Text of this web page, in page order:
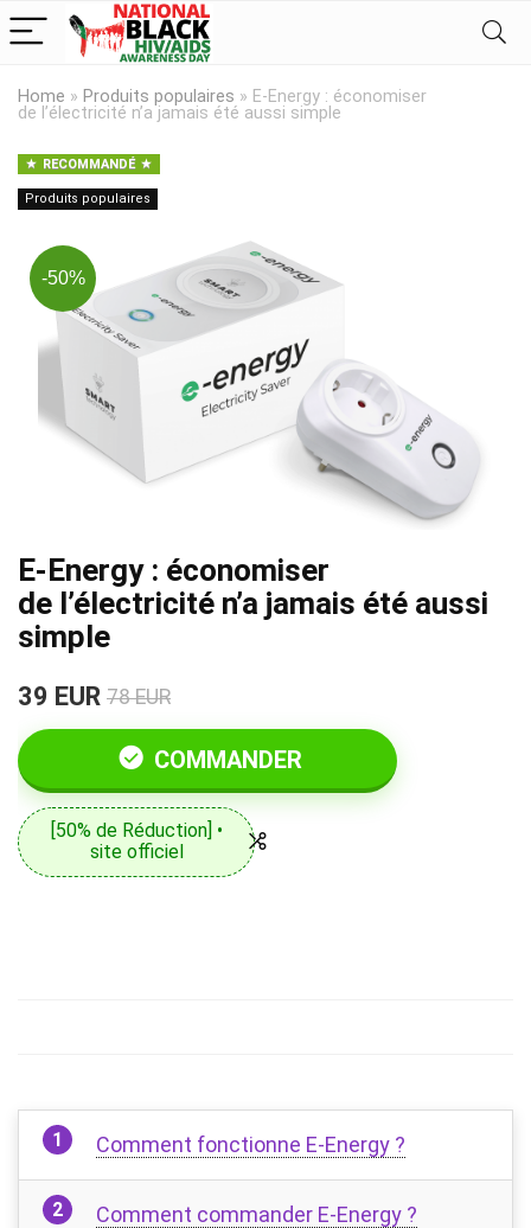
Home » Produits populaires » E-Energy : économiser
de l’électricité n’a jamais été aussi simple
RECOMMANDÉ
Produits populaires
-50%
E-Energy : économiser
de l’électricité n’a jamais été aussi
simple
39 EUR 78 EUR
COMMANDER
[50% de Réduction] •
site officiel
Comment fonctionne E-Energy ?
Comment commander E-Energy ?